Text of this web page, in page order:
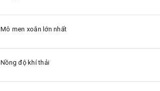
Mô men xoắn lớn nhất
Nồng độ khí thải